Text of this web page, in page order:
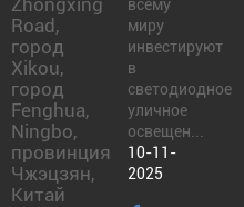
Road,
город
Xikou,
город
Fenghua,
Ningbo,
провинция
Чжэцзян,
Китай
всему
миру
инвестируют
в
светодиодное
уличное
освещен...
10-11-
2025